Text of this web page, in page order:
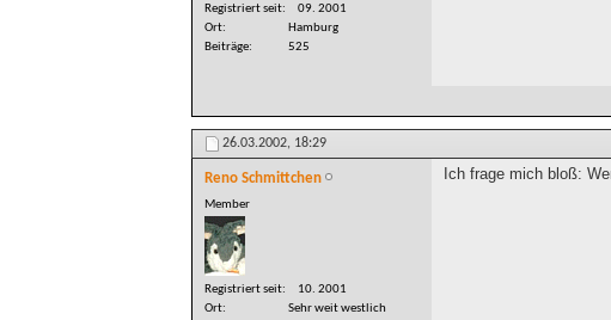
Registriert seit
09. 2001
Ort
Hamburg
Beiträge
525
26.03.2002, 18:29
Reno Schmittchen
Member
Registriert seit
10. 2001
Ort
Sehr weit westlich
Ich frage mich bloß: